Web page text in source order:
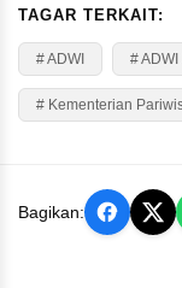
TAGAR TERKAIT:
# ADWI #
# Kementerian
Bagikan: